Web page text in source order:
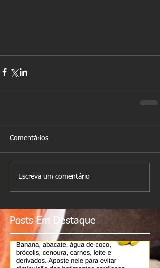
Comentários
Escreva um comentário
Posts Em Destaque